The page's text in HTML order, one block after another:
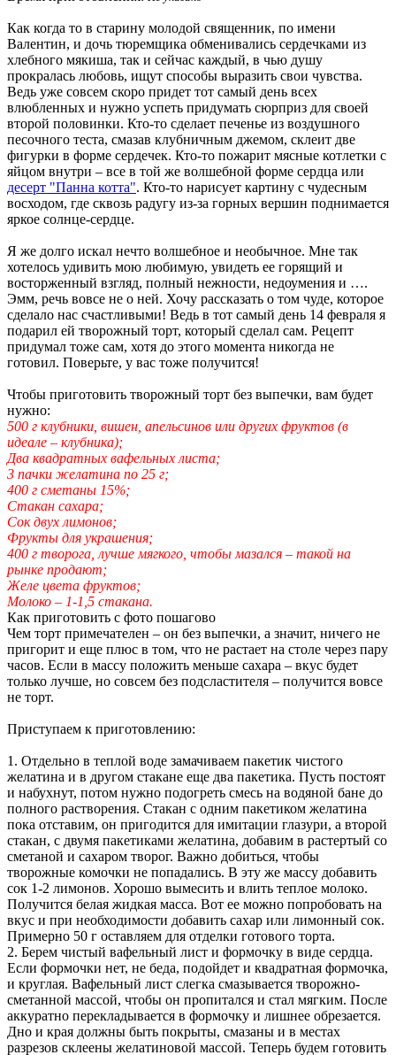
Как когда то в старину молодой священник, по имени
Валентин, и дочь тюремщика обменивались сердечками из
хлебного мякиша, так и сейчас каждый, в чью душу
прокралась любовь, ищут способы выразить свои чувства.
Ведь уже совсем скоро придет тот самый день всех
влюбленных и нужно успеть придумать сюрприз для своей
второй половинки. Кто-то сделает печенье из воздушного
песочного теста, смазав клубничным джемом, склеит две
фигурки в форме сердечек. Кто-то пожарит мясные котлетки с
яйцом внутри – все в той же волшебной форме сердца или
десерт "Панна котта". Кто-то нарисует картину с чудесным
восходом, где сквозь радугу из-за горных вершин поднимается
яркое солнце-сердце.
Я же долго искал нечто волшебное и необычное. Мне так
хотелось удивить мою любимую, увидеть ее горящий и
восторженный взгляд, полный нежности, недоумения и ….
Эмм, речь вовсе не о ней. Хочу рассказать о том чуде, которое
сделало нас счастливыми! Ведь в тот самый день 14 февраля я
подарил ей творожный торт, который сделал сам. Рецепт
придумал тоже сам, хотя до этого момента никогда не
готовил. Поверьте, у вас тоже получится!
Чтобы приготовить творожный торт без выпечки, вам будет
нужно:
500 г клубники, вишен, апельсинов или других фруктов (в
идеале – клубника);
Два квадратных вафельных листа;
3 пачки желатина по 25 г;
400 г сметаны 15%;
Стакан сахара;
Сок двух лимонов;
Фрукты для украшения;
400 г творога, лучше мягкого, чтобы мазался – такой на
рынке продают;
Желе цвета фруктов;
Молоко – 1-1,5 стакана.
Как приготовить с фото пошагово
Чем торт примечателен – он без выпечки, а значит, ничего не
пригорит и еще плюс в том, что не растает на столе через пару
часов. Если в массу положить меньше сахара – вкус будет
только лучше, но совсем без подсластителя – получится вовсе
не торт.
Приступаем к приготовлению:
1. Отдельно в теплой воде замачиваем пакетик чистого
желатина и в другом стакане еще два пакетика. Пусть постоят
и набухнут, потом нужно подогреть смесь на водяной бане до
полного растворения. Стакан с одним пакетиком желатина
пока отставим, он пригодится для имитации глазури, а второй
стакан, с двумя пакетиками желатина, добавим в растертый со
сметаной и сахаром творог. Важно добиться, чтобы
творожные комочки не попадались. В эту же массу добавить
сок 1-2 лимонов. Хорошо вымесить и влить теплое молоко.
Получится белая жидкая масса. Вот ее можно попробовать на
вкус и при необходимости добавить сахар или лимонный сок.
Примерно 50 г оставляем для отделки готового торта.
2. Берем чистый вафельный лист и формочку в виде сердца.
Если формочки нет, не беда, подойдет и квадратная формочка,
и круглая. Вафельный лист слегка смазывается творожно-
сметанной массой, чтобы он пропитался и стал мягким. После
аккуратно перекладывается в формочку и лишнее обрезается.
Дно и края должны быть покрыты, смазаны и в местах
разрезов склеены желатиновой массой. Теперь будем готовить